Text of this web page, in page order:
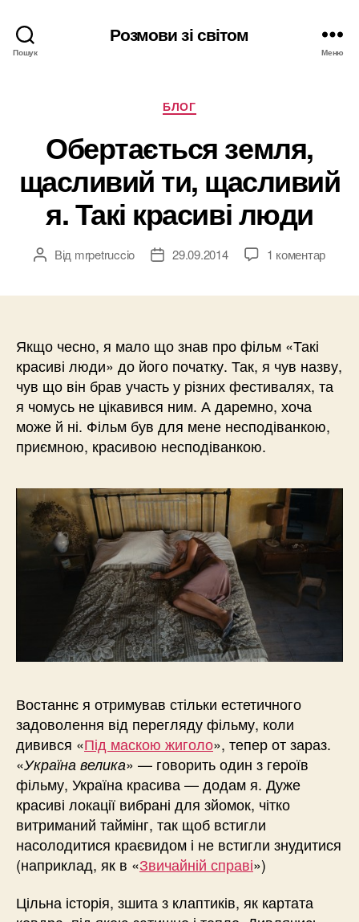
Пошук
Розмови зі світом
Меню
Категорії
БЛОГ
Обертається земля,
щасливий ти, щасливий
я. Такі красиві люди
Автор
Від mrpetruccio
Дата29.09.2014 1 коментар
Якщо чесно, я мало що знав про фільм «Такі
красиві люди» до його початку. Так, я чув назву,
чув що він брав участь у різних фестивалях, та
я чомусь не цікавився ним. А даремно, хоча
може й ні. Фільм був для мене несподіванкою,
приємною, красивою несподіванкою.
Востаннє я отримував стільки естетичного
задоволення від перегляду фільму, коли
дивився «Під маскою жиголо», тепер от зараз.
«Україна велика» — говорить один з героїв
фільму, Україна красива — додам я. Дуже
красиві локації вибрані для зйомок, чітко
витриманий таймінг, так щоб встигли
насолодитися краєвидом і не встигли знудитися
(наприклад, як в «Звичайній справі»)
Цільна історія, зшита з клаптиків, як картата